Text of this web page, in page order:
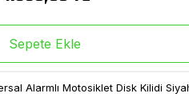
Sepete Ekle